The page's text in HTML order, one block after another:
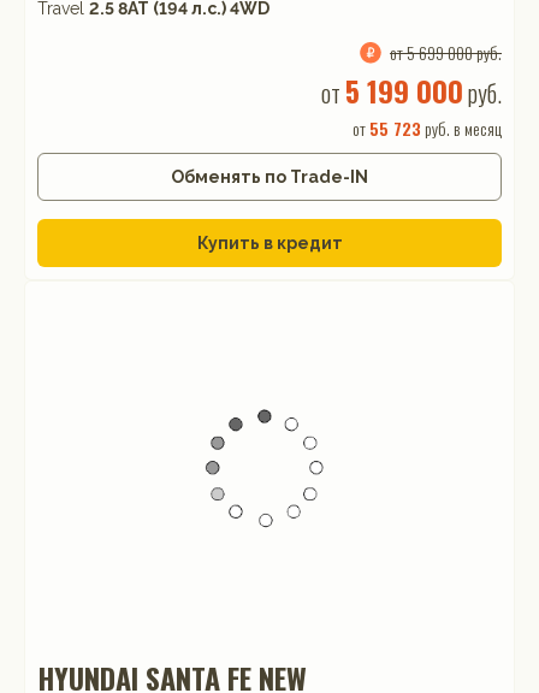
Travel 2.5 8AT (194 л.с.) 4WD
от 5 699 000 руб.
от 5 199 000руб.
от55 723 руб. в месяц
Обменять по Trade-IN
Купить в кредит
HYUNDAI SANTA FE NEW